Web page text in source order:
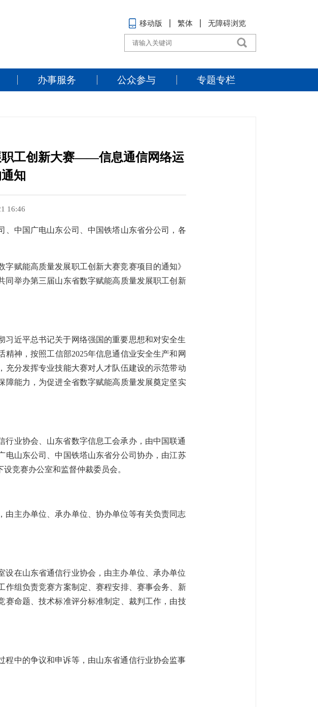
移动版 繁体 无障碍浏览
办事服务 公众参与 专题专栏
职工创新大赛——信息通信网络运
知
16:46
、中国广电山东公司、中国铁塔山东省分公司，各
赋能高质量发展职工创新大赛竞赛项目的通知》
同举办第三届山东省数字赋能高质量发展职工创新
近平总书记关于网络强国的重要思想和对安全生
神，按照工信部2025年信息通信业安全生产和网
充分发挥专业技能大赛对人才队伍建设的示范带动
障能力，为促进全省数字赋能高质量发展奠定坚实
业协会、山东省数字信息工会承办，由中国联通
电山东公司、中国铁塔山东省分公司协办，由江苏
竞赛办公室和监督仲裁委员会。
由主办单位、承办单位、协办单位等有关负责同志
在山东省通信行业协会，由主办单位、承办单位
作组负责竞赛方案制定、赛程安排、赛事会务、新
赛命题、技术标准评分标准制定、裁判工作，由技
程中的争议和申诉等，由山东省通信行业协会监事